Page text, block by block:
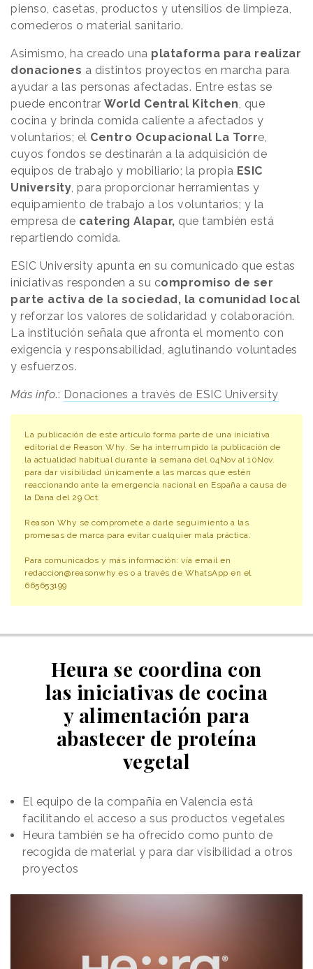
pienso, casetas, productos y utensilios de limpieza,
comederos o material sanitario.
Asimismo, ha creado una plataforma para realizar
donaciones a distintos proyectos en marcha para
ayudar a las personas afectadas. Entre estas se
puede encontrar World Central Kitchen, que
cocina y brinda comida caliente a afectados y
voluntarios; el Centro Ocupacional La Torre,
cuyos fondos se destinarán a la adquisición de
equipos de trabajo y mobiliario; la propia ESIC
University, para proporcionar herramientas y
equipamiento de trabajo a los voluntarios; y la
empresa de catering Alapar, que también está
repartiendo comida.
ESIC University apunta en su comunicado que estas
iniciativas responden a su compromiso de ser
parte activa de la sociedad, la comunidad local
y reforzar los valores de solidaridad y colaboración.
La institución señala que afronta el momento con
exigencia y responsabilidad, aglutinando voluntades
y esfuerzos.
Más info.: Donaciones a través de ESIC University
La publicación de este artículo forma parte de una iniciativa
editorial de Reason Why. Se ha interrumpido la publicación de
la actualidad habitual durante la semana del 04Nov al 10Nov.
para dar visibilidad únicamente a las marcas que estén
reaccionando ante la emergencia nacional en España a causa de
la Dana del 29 Oct.
Reason Why se compromete a darle seguimiento a las
promesas de marca para evitar cualquier mala práctica.
Para comunicados y más información: vía email en
redaccion@reasonwhy.es o a través de WhatsApp en el
665653199
Heura se coordina con
las iniciativas de cocina
y alimentación para
abastecer de proteína
vegetal
El equipo de la compañía en Valencia está
facilitando el acceso a sus productos vegetales
Heura también se ha ofrecido como punto de
recogida de material y para dar visibilidad a otros
proyectos